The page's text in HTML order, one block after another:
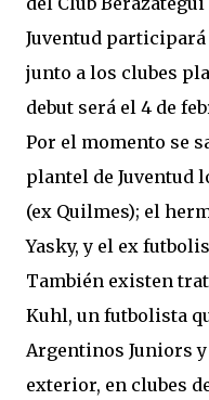
Juventud participará
junto a los clubes
debut será el 4 de
Por el momento se
plantel de Juventud
(ex Quilmes); el
Yasky, y el ex
También existen
Kuhl, un futbolista
Argentinos Juniors
exterior, en clubes